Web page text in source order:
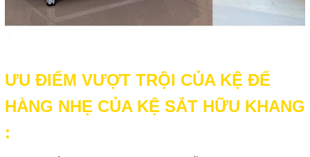
ƯU ĐIỂM VƯỢT TRỘI CỦA KỆ ĐỂ
HÀNG NHẸ CỦA KỆ SẮT HỮU KHANG
: